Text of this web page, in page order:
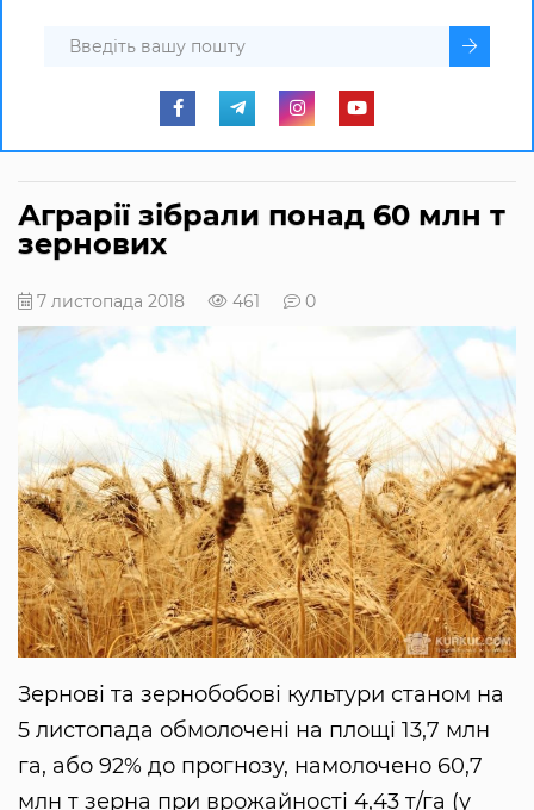
Аграрії зібрали понад 60 млн т
зернових
7 листопада 2018 461 0
Зернові та зернобобові культури станом на
5 листопада обмолочені на площі 13,7 млн ​​
га, або 92% до прогнозу, намолочено 60,7
млн ​​т зерна при врожайності 4,43 т/га (у